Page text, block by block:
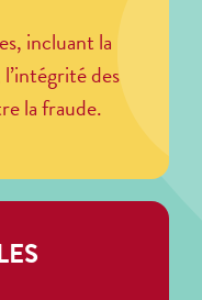
incluant la
des
la fraude.